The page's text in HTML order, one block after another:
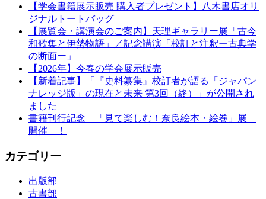
【学会書籍展示販売 購入者プレゼント】八木書店オリ
ジナルトートバッグ
【展覧会・講演会のご案内】天理ギャラリー展「古今
和歌集と伊勢物語」／記念講演「校訂と注釈ー古典学
の断面ー」
【2026年】今春の学会展示販売
【新着記事】「『史料纂集』校訂者が語る「ジャパン
ナレッジ版」の現在と未来 第3回（終）」が公開され
ました
書籍刊行記念 「見て楽しむ！奈良絵本・絵巻」展
開催 ！
カテゴリー
出版部
古書部